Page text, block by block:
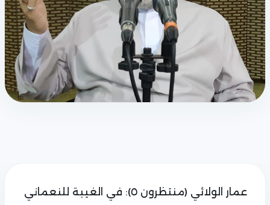
عمار الولائي (منتظرون ٥): في الغيبة للنعماني